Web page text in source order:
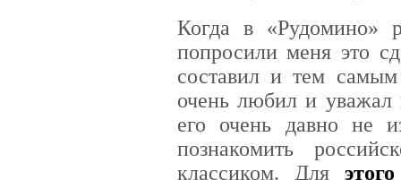
Когда в «Рудомино»
попросили меня это
составил и тем
очень любил и
его очень давно не
познакомить
классиком. Для